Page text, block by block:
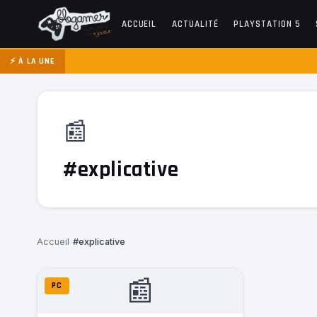
ACCUEIL ACTUALITÉ PLAYSTATION 5
⚡ À LA UNE
📰
#explicative
Accueil #explicative
📰
PC